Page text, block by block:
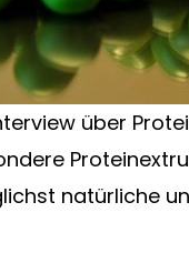
über
natürliche